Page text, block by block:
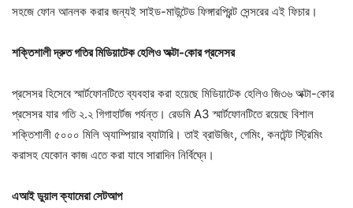
সহজে ফোন আনলক করার জন্যই সাইড-মাউন্টেড ফিঙ্গারপ্রিন্ট সেন্সরের এই ফিচার।
শক্তিশালী দ্রুত গতির মিডিয়াটেক হেলিও অক্টা-কোর প্রসেসর
প্রসেসর হিসেবে স্মার্টফোনটিতে ব্যবহার করা হয়েছে মিডিয়াটেক হেলিও জি৩৬ অক্টা-কোর
প্রসেসর যার গতি ২.২ গিগাহার্টজ পর্যন্ত। রেডমি A3 স্মার্টফোনটিতে রয়েছে বিশাল
শক্তিশালী ৫০০০ মিলি অ্যাম্পিয়ার ব্যাটারি। তাই ব্রাউজিং, গেমিং, কনটেন্ট স্ট্রিমিং
করাসহ যেকোন কাজ এতে করা যাবে সারাদিন নির্বিঘ্নে।
এআই ডুয়াল ক্যামেরা সেটআপ